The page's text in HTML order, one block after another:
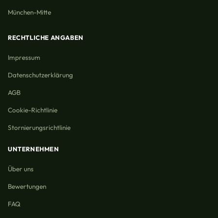
München-Mitte
RECHTLICHE ANGABEN
Impressum
Datenschutzerklärung
AGB
Cookie-Richtlinie
Stornierungsrichtlinie
UNTERNEHMEN
Über uns
Bewertungen
FAQ